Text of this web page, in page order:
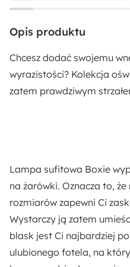
Liczba sztuk w zestawie:
Liczba punktów
3
Materiał:
Metal
Pomieszczenie:
Salon
Opis produktu
Chcesz dodać swojemu
wyrazistości? Kolekcja
zatem prawdziwym
Lampa sufitowa Boxie
na żarówki. Oznacza to,
rozmiarów zapewni Ci
Wystarczy ją zatem
blask jest Ci najbardziej
ulubionego fotela, na